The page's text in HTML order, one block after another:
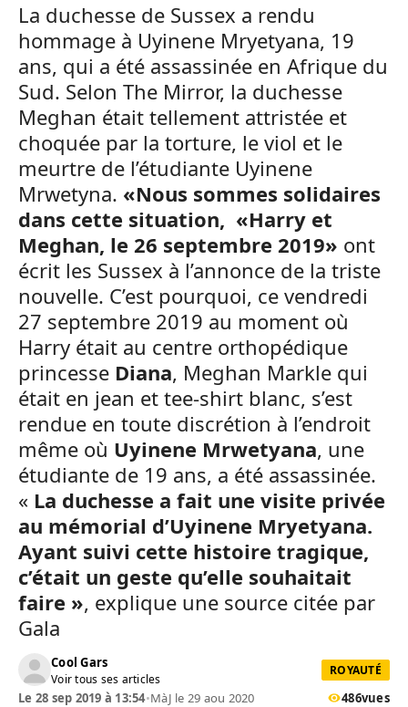
La duchesse de Sussex a rendu
hommage à Uyinene Mryetyana, 19
ans, qui a été assassinée en Afrique du
Sud. Selon The Mirror, la duchesse
Meghan était tellement attristée et
choquée par la torture, le viol et le
meurtre de l’étudiante Uyinene
Mrwetyna. «Nous sommes solidaires
dans cette situation, «Harry et
Meghan, le 26 septembre 2019» ont
écrit les Sussex à l’annonce de la triste
nouvelle. C’est pourquoi, ce vendredi
27 septembre 2019 au moment où
Harry était au centre orthopédique
princesse Diana, Meghan Markle qui
était en jean et tee-shirt blanc, s’est
rendue en toute discrétion à l’endroit
même où Uyinene Mrwetyana, une
étudiante de 19 ans, a été assassinée.
« La duchesse a fait une visite privée
au mémorial d’Uyinene Mryetyana.
Ayant suivi cette histoire tragique,
c’était un geste qu’elle souhaitait
faire », explique une source citée par
Gala
Cool Gars
Voir tous ses articles
ROYAUTÉ
Le 28 sep 2019 à 13:54•MàJ le 29 aou 2020 486vues